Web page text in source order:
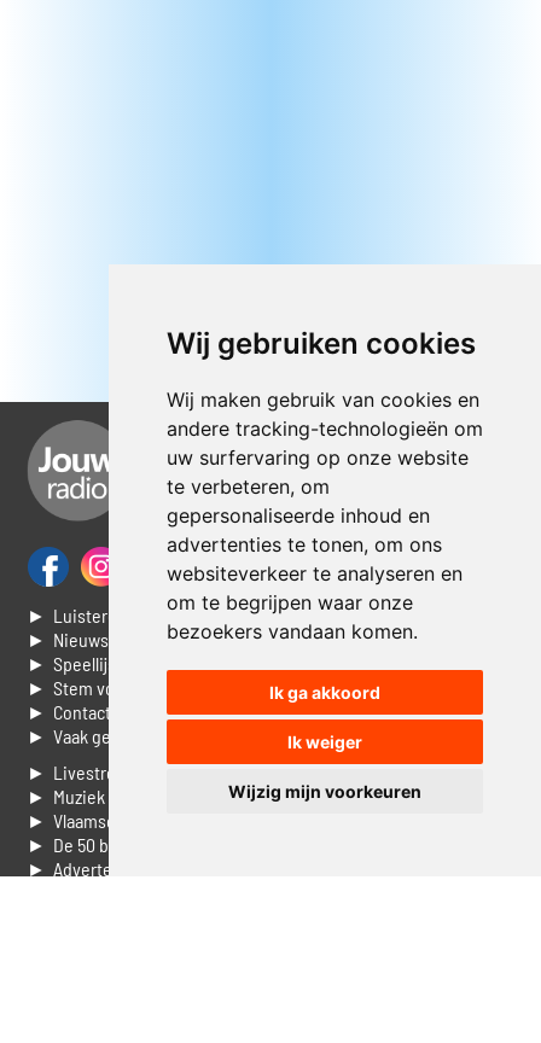
Wij gebruiken cookies
Wij maken gebruik van cookies en
andere tracking-technologieën om
uw surfervaring op onze website
te verbeteren, om
gepersonaliseerde inhoud en
advertenties te tonen, om ons
websiteverkeer te analyseren en
om te begrijpen waar onze
bezoekers vandaan komen.
Ik ga akkoord
Ik weiger
Wijzig mijn voorkeuren
► Luisteren naar Jouwradio
► Nieuws
► Speellijst
► Stem voor de Dag top 3
► Contacteer ons
► Vaak gestelde vragen
► Livestream informatie
► Muziek opzoeken
► Vlaamse 100 Aller tijden
► De 50 beste van...
► Adverteren op Jouwradio